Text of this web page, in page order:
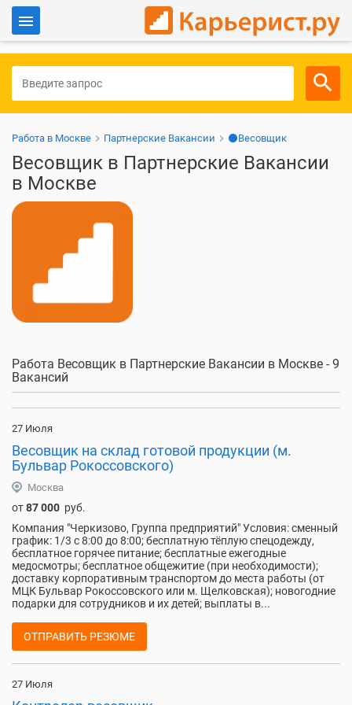
Для работодателей
Работа в Москве Партнерские Вакансии ⚫Весовщик
Весовщик в Партнерские Вакансии
в Москве
Работа Весовщик в Партнерские Вакансии в Москве - 9
Вакансий
27 Июля
Весовщик на склад готовой продукции (м.
Бульвар Рокоссовского)
Москва
от87 000 руб.
Компания "Черкизово, Группа предприятий" Условия: сменный
график: 1/3 с 8:00 до 8:00; бесплатную тёплую спецодежду,
бесплатное горячее питание; бесплатные ежегодные
медосмотры; бесплатное общежитие (при необходимости);
доставку корпоративным транспортом до места работы (от
МЦК Бульвар Рокоссовского или м. Щелковская); новогодние
подарки для сотрудников и их детей; выплаты в...
ОТПРАВИТЬ РЕЗЮМЕ
27 Июля